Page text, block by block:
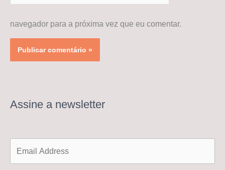
navegador para a próxima vez que eu comentar.
Assine a newsletter